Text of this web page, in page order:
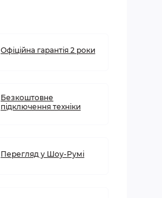
Офіційна гарантія 2 роки
Безкоштовне
підключення техніки
Перегляд у Шоу-Румі